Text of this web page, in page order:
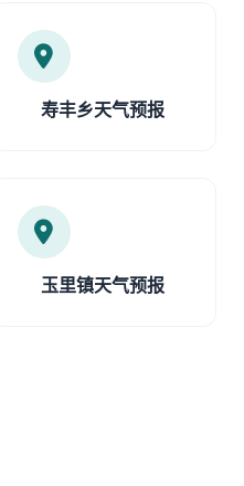
寿丰乡天气预报
玉里镇天气预报